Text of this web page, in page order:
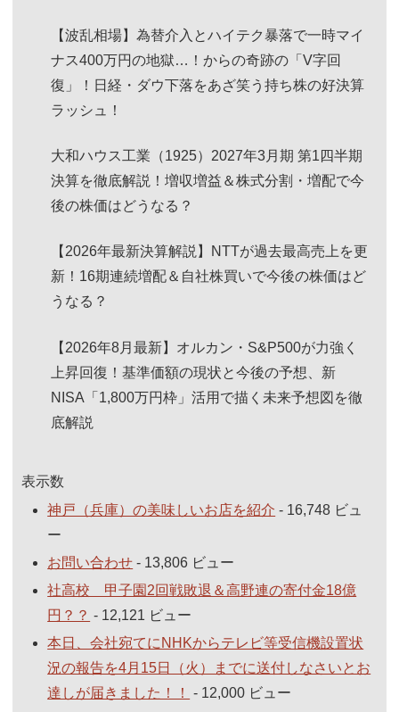
【波乱相場】為替介入とハイテク暴落で一時マイ
ナス400万円の地獄…！からの奇跡の「V字回
復」！日経・ダウ下落をあざ笑う持ち株の好決算
ラッシュ！
大和ハウス工業（1925）2027年3月期 第1四半期
決算を徹底解説！増収増益＆株式分割・増配で今
後の株価はどうなる？
【2026年最新決算解説】NTTが過去最高売上を更
新！16期連続増配＆自社株買いで今後の株価はど
うなる？
【2026年8月最新】オルカン・S&P500が力強く
上昇回復！基準価額の現状と今後の予想、新
NISA「1,800万円枠」活用で描く未来予想図を徹
底解説
表示数
神戸（兵庫）の美味しいお店を紹介 - 16,748 ビュ
ー
お問い合わせ - 13,806 ビュー
社高校 甲子園2回戦敗退＆高野連の寄付金18億
円？？ - 12,121 ビュー
本日、会社宛てにNHKからテレビ等受信機設置状
況の報告を4月15日（火）までに送付しなさいとお
達しが届きました！！
- 12,000 ビュー